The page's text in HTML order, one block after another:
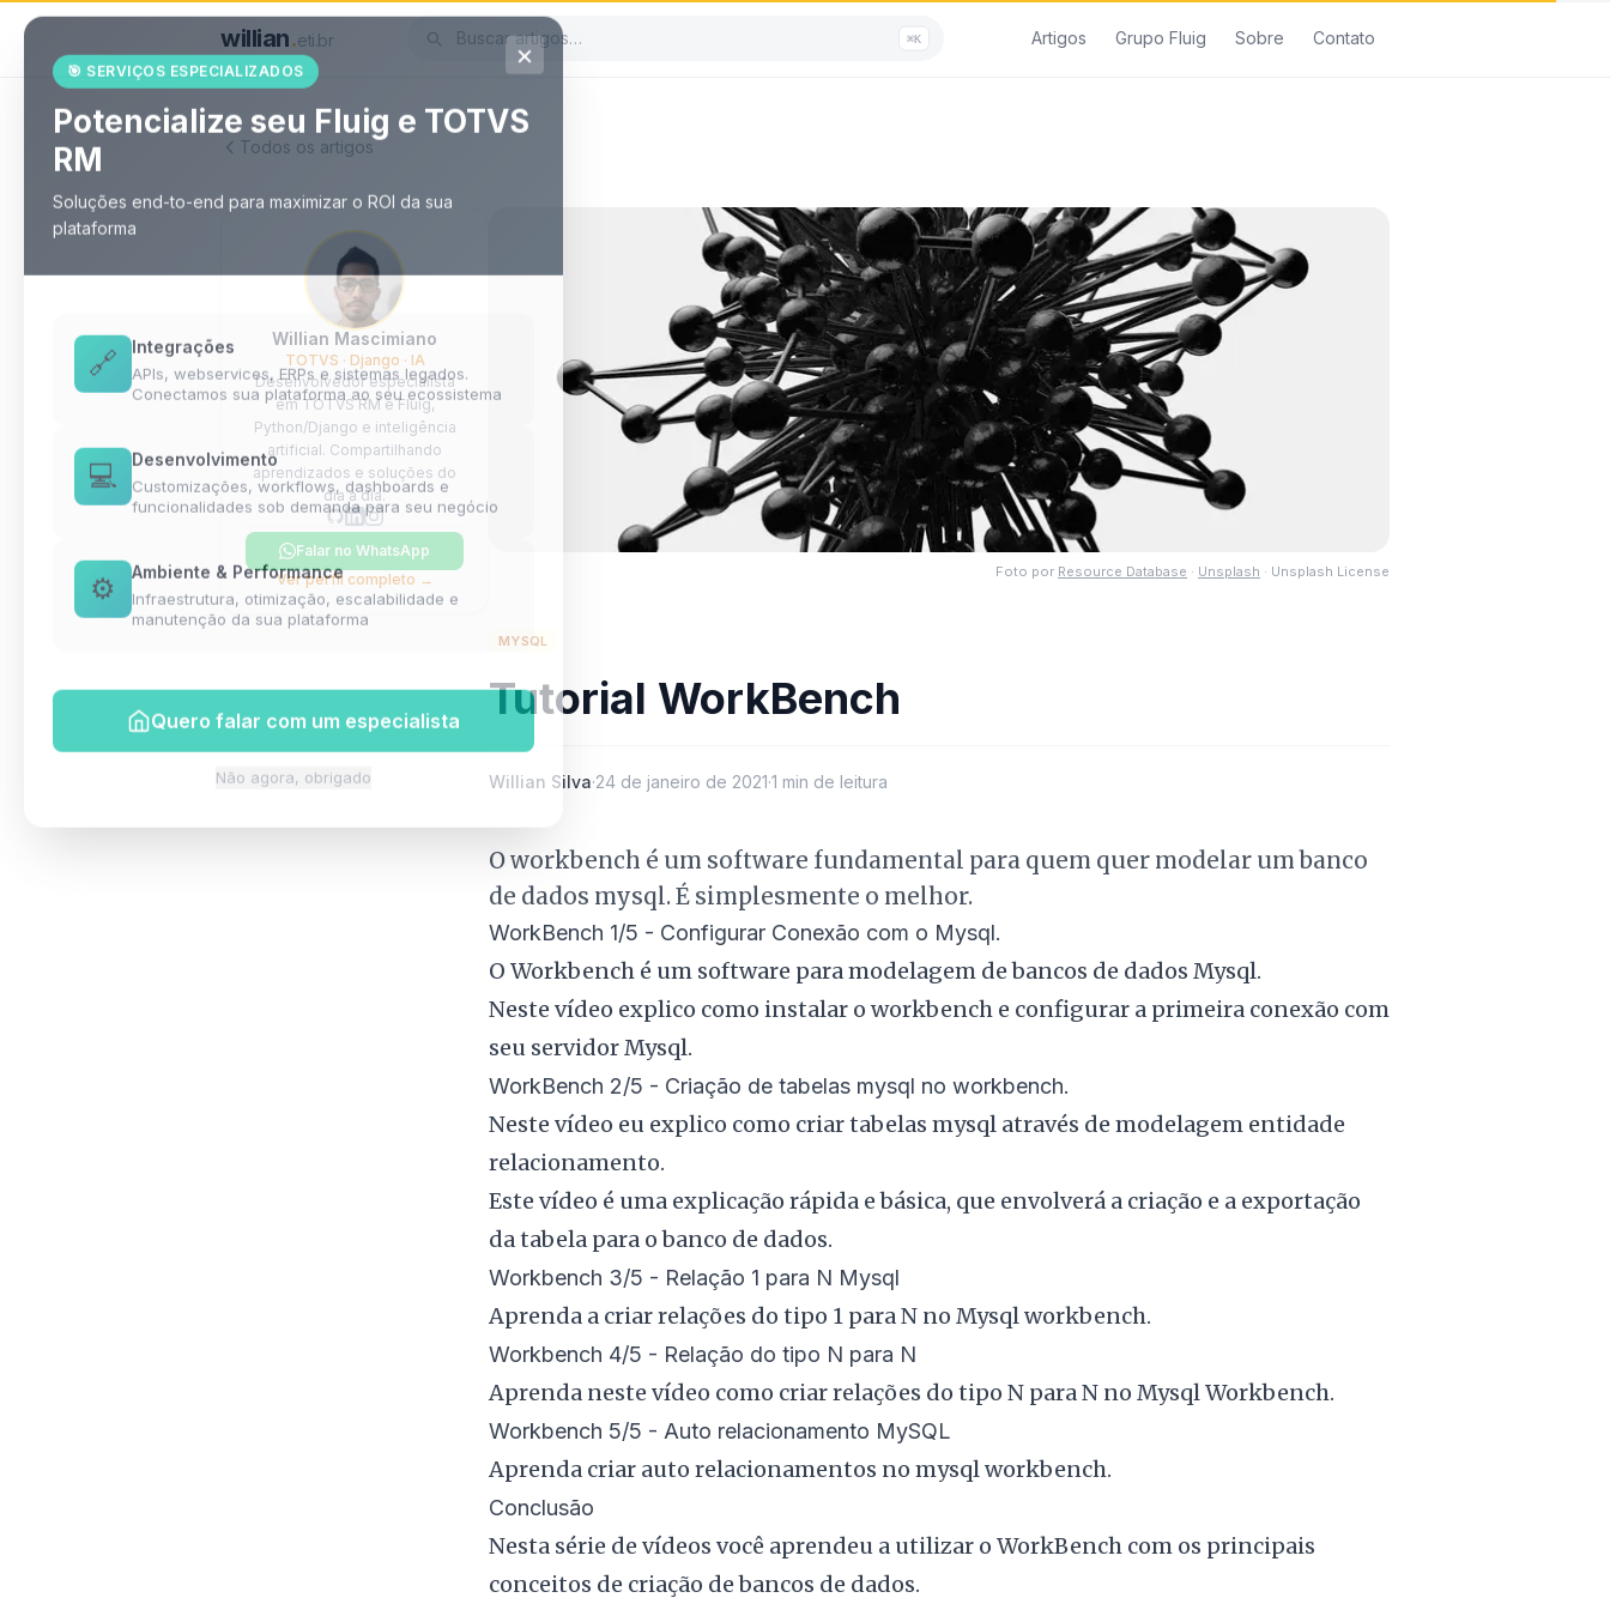
willian.eti.br ⌘K Artigos Grupo Fluig Sobre Contato
Todos os artigos
Willian Mascimiano
TOTVS · Django · IA
Desenvolvedor especialista
em TOTVS RM e Fluig,
Python/Django e inteligência
artificial. Compartilhando
aprendizados e soluções do
dia a dia.
Falar no WhatsApp
Ver perfil completo →
Foto por Resource Database · Unsplash · Unsplash License
MYSQL
Tutorial WorkBench
Willian Silva·24 de janeiro de 2021·1 min de leitura
O workbench é um software fundamental para quem quer modelar um banco
de dados mysql. É simplesmente o melhor.
WorkBench 1/5 - Configurar Conexão com o Mysql.
O Workbench é um software para modelagem de bancos de dados Mysql.
Neste vídeo explico como instalar o workbench e configurar a primeira conexão com
seu servidor Mysql.
WorkBench 2/5 - Criação de tabelas mysql no workbench.
Neste vídeo eu explico como criar tabelas mysql através de modelagem entidade
relacionamento.
Este vídeo é uma explicação rápida e básica, que envolverá a criação e a exportação
da tabela para o banco de dados.
Workbench 3/5 - Relação 1 para N Mysql
Aprenda a criar relações do tipo 1 para N no Mysql workbench.
Workbench 4/5 - Relação do tipo N para N
Aprenda neste vídeo como criar relações do tipo N para N no Mysql Workbench.
Workbench 5/5 - Auto relacionamento MySQL
Aprenda criar auto relacionamentos no mysql workbench.
Conclusão
Nesta série de vídeos você aprendeu a utilizar o WorkBench com os principais
conceitos de criação de bancos de dados.
×
🎯 SERVIÇOS ESPECIALIZADOS
Potencialize seu Fluig e TOTVS
RM
Soluções end-to-end para maximizar o ROI da sua
plataforma
🔗 Integrações
APIs, webservices, ERPs e sistemas legados.
Conectamos sua plataforma ao seu ecossistema
💻 Desenvolvimento
Customizações, workflows, dashboards e
funcionalidades sob demanda para seu negócio
⚙️ Ambiente & Performance
Infraestrutura, otimização, escalabilidade e
manutenção da sua plataforma
Quero falar com um especialista
Não agora, obrigado